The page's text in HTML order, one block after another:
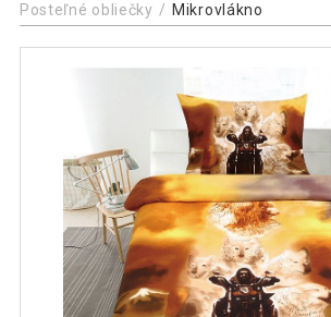
Posteľné obliečky
Mikrovlákno